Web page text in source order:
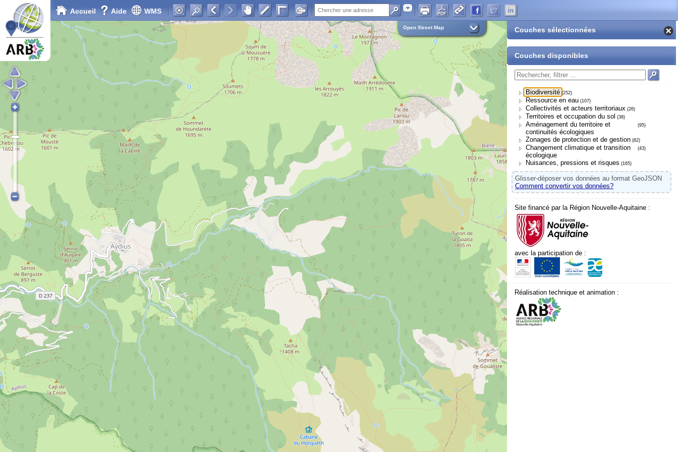
Accueil Aide WMS Adresse
Open Street Map Couches sélectionnées
Couches disponibles
Biodiversité (252)
Ressource en eau (107)
Collectivités et acteurs territoriaux (26)
Territoires et occupation du sol (38)
Aménagement du territoire et
continuités écologiques
(95)
Zonages de protection et de gestion (82)
Changement climatique et transition
écologique
(43)
Nuisances, pressions et risques (165)
Glisser-déposer vos données au format GeoJSON
Comment convertir vos données?
Site financé par la Région Nouvelle-Aquitaine :
avec la participation de :
Réalisation technique et animation :